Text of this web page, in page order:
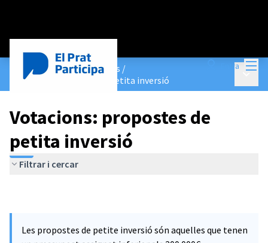
Entra
Pressupostos Participatius /
Votacions: propostes de petita inversió
Votacions: propostes de
petita inversió
Filtrar i cercar
Les propostes de petite inversió són aquelles que tenen